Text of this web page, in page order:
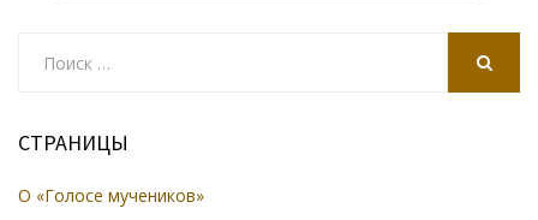
СТРАНИЦЫ
О «Голосе мучеников»